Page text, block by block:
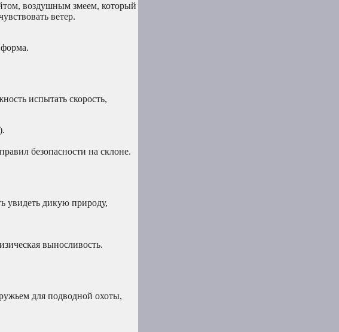
воздушным змеем, который
ветер.
испытать скорость,
безопасности на склоне.
увидеть дикую природу,
выносливость.
для подводной охоты,